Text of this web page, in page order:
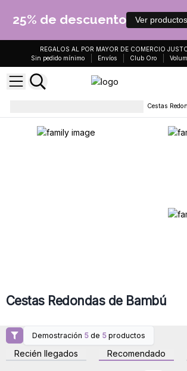
25% de descuento Ver
REGALOS AL POR MAYOR DE COMERCIO
Sin pedido mínimo
Envíos Club Oro
Cestas
Cestas Redondas de Bambú
Demostración 5 de 5 productos
Recién llegados Recomendado
Inicie sesión o regístrese
para obtener precios al
por mayor
para